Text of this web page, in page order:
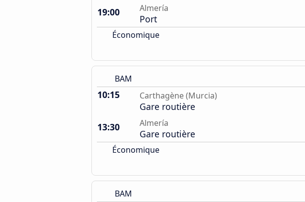
19:00
Almería
Port
Économique
BAM
10:15 Carthagène (Murcia)
Gare routière
13:30
Almería
Gare routière
Économique
BAM